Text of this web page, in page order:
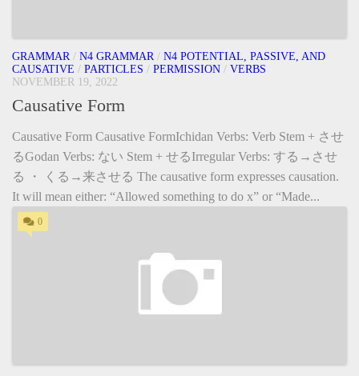
GRAMMAR/ N4 GRAMMAR/ N4 POTENTIAL, PASSIVE, AND
CAUSATIVE / PARTICLES / PERMISSION / VERBS
NOVEMBER 19, 2022
Causative Form
Causative Form Causative FormIchidan Verbs: Verb Stem + させ
るGodan Verbs: ない Stem + せるIrregular Verbs: する→させ
る ・ くる→来させる The causative form expresses causation.
It will mean either: “Allowed something to do x” or “Made...
0